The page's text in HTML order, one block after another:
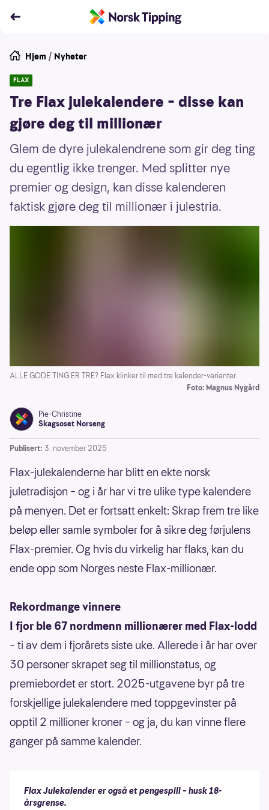
Hjem / Nyheter
FLAX
Tre Flax julekalendere – disse kan
gjøre deg til millionær
Glem de dyre julekalendrene som gir deg ting
du egentlig ikke trenger. Med splitter nye
premier og design, kan disse kalenderen
faktisk gjøre deg til millionær i julestria.
ALLE GODE TING ER TRE? Flax klinker til med tre kalender-varianter.
Foto: Magnus Nygård
Pie-Christine
Skagsoset Norseng
Publisert: 3. november 2025
Flax-julekalenderne har blitt en ekte norsk
juletradisjon – og i år har vi tre ulike type kalendere
på menyen. Det er fortsatt enkelt: Skrap frem tre like
beløp eller samle symboler for å sikre deg førjulens
Flax-premier. Og hvis du virkelig har flaks, kan du
ende opp som Norges neste Flax-millionær.
Rekordmange vinnere
I fjor ble 67 nordmenn millionærer med Flax-lodd
– ti av dem i fjorårets siste uke. Allerede i år har over
30 personer skrapet seg til millionstatus, og
premiebordet er stort. 2025-utgavene byr på tre
forskjellige julekalendere med toppgevinster på
opptil 2 millioner kroner – og ja, du kan vinne flere
ganger på samme kalender.
Flax Julekalender er også et pengespill – husk 18-
årsgrense.